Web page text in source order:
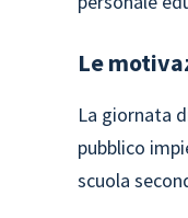
Le
La giornata
pubblico
scuola